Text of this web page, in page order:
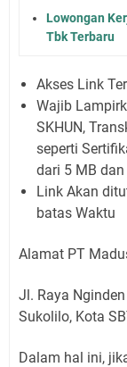
Lowongan
Tbk Terbaru
Akses Link
Wajib
SKHUN,
seperti
dari 5 MB
Link Akan
batas Waktu
Alamat PT
Jl. Raya
Sukolilo, Kota
Dalam hal ini,